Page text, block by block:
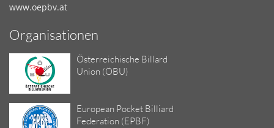
www.oepbv.at
Organisationen
Österreichische Billard
Union (ÖBU)
European Pocket Billiard
Federation (EPBF)